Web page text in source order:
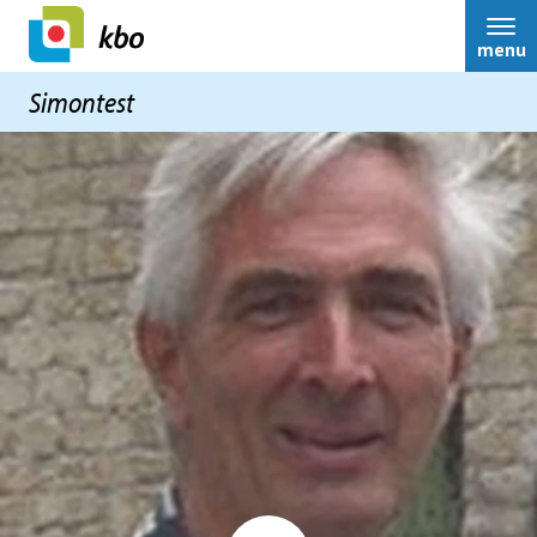
Simontest
menu
Contact
Bestuur
Ledenservice
Over ons